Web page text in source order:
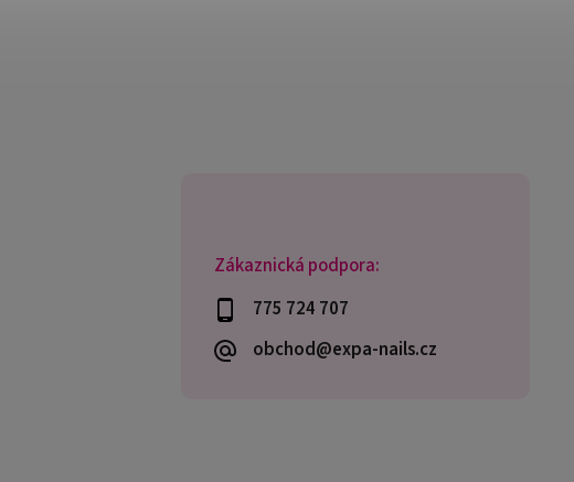
Zákaznická podpora:
775 724 707
obchod@expa-nails.cz